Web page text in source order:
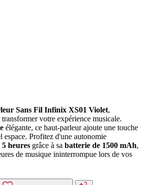
Sans Fil Infinix XS01 Violet,
votre expérience musicale.
élégante, ce haut-parleur ajoute une touche
espace. Profitez d'une autonomie
5 heures grâce à sa batterie de 1500 mAh,
de musique ininterrompue lors de vos